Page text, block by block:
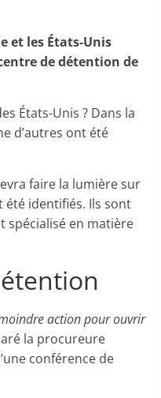
et les États-Unis
de détention de
États-Unis ? Dans la
d’autres ont été
faire la lumière sur
été identifiés. Ils sont
spécialisé en matière
action pour ouvrir
la procureure
conférence de